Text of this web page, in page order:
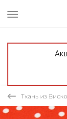
Ткань из